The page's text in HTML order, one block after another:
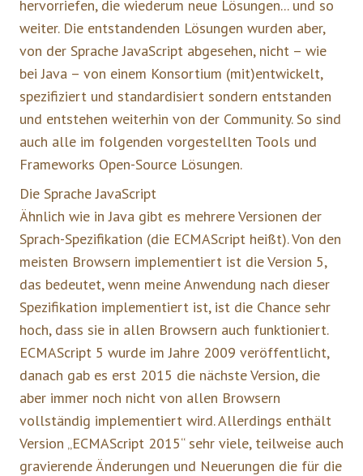
hervorriefen, die wiederum neue Lösungen... und so
weiter. Die entstandenden Lösungen wurden aber,
von der Sprache JavaScript abgesehen, nicht – wie
bei Java – von einem Konsortium (mit)entwickelt,
spezifiziert und standardisiert sondern entstanden
und entstehen weiterhin von der Community. So sind
auch alle im folgenden vorgestellten Tools und
Frameworks Open-Source Lösungen.
Die Sprache JavaScript
Ähnlich wie in Java gibt es mehrere Versionen der
Sprach-Spezifikation (die ECMAScript heißt). Von den
meisten Browsern implementiert ist die Version 5,
das bedeutet, wenn meine Anwendung nach dieser
Spezifikation implementiert ist, ist die Chance sehr
hoch, dass sie in allen Browsern auch funktioniert.
ECMAScript 5 wurde im Jahre 2009 veröffentlicht,
danach gab es erst 2015 die nächste Version, die
aber immer noch nicht von allen Browsern
vollständig implementiert wird. Allerdings enthält
Version „ECMAScript 2015“ sehr viele, teilweise auch
gravierende Änderungen und Neuerungen die für die